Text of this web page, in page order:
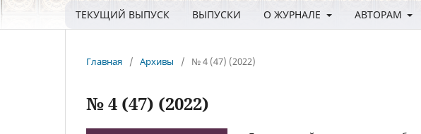
ТЕКУЩИЙ ВЫПУСК ВЫПУСКИ О ЖУРНАЛЕ АВТОРАМ
Главная / Архивы / № 4 (47) (2022)
№ 4 (47) (2022)